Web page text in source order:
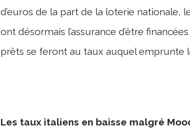
d’euros de la part de la loterie nationale,
ont désormais l’assurance d’être
prêts se feront au taux auquel emprunte
Les taux italiens en baisse malgré